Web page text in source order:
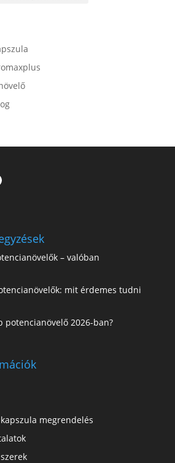
– valóban
mit érdemes tudni
potencianövelő 2026-ban?
megrendelés